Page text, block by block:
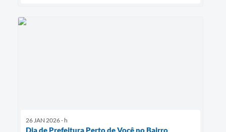
26 JAN 2026 - h
Dia de Prefeitura Perto de Você no Bairro